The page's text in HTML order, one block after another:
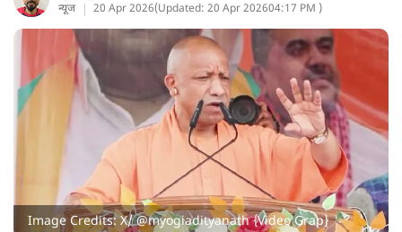
न्यूज 20 Apr 2026(Updated: 20 Apr 202604:17 PM )
Image Credits: X/ @myogiadityanath {Video Grap}